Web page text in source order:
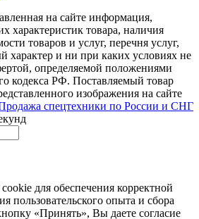
на сайте информация,
характеристик товара, наличия
товаров и услуг, перечня услуг,
характер и ни при каких условиях не
определяемой положениями
кодекса РФ. Поставляемый товар
изображения на сайте
спецтехники по России и СНГ
для обеспечения корректной
пользовательского опыта и сбора
«Принять», Вы даете согласие